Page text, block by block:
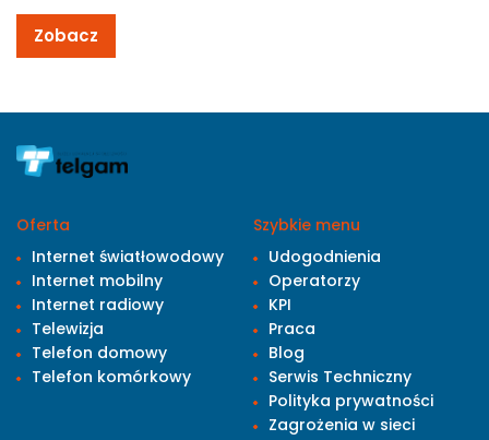
klienta – bez zbędnych formalności i ukrytych kosztów. Z
Zobacz
Oferta
Internet światłowodowy
Internet mobilny
Internet radiowy
Telewizja
Telefon domowy
Telefon komórkowy
Szybkie menu
Udogodnienia
Operatorzy
KPI
Praca
Blog
Serwis Techniczny
Polityka prywatności
Zagrożenia w sieci